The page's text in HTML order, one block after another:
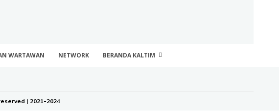
WARTAWAN NETWORK BERANDA KALTIM
| 2021-2024